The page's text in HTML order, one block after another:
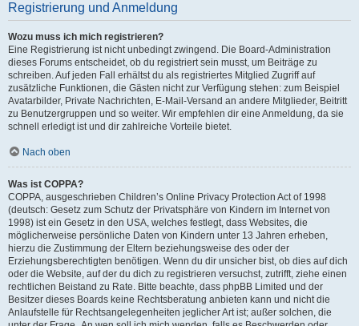
Registrierung und Anmeldung
Wozu muss ich mich registrieren?
Eine Registrierung ist nicht unbedingt zwingend. Die Board-Administration
dieses Forums entscheidet, ob du registriert sein musst, um Beiträge zu
schreiben. Auf jeden Fall erhältst du als registriertes Mitglied Zugriff auf
zusätzliche Funktionen, die Gästen nicht zur Verfügung stehen: zum Beispiel
Avatarbilder, Private Nachrichten, E-Mail-Versand an andere Mitglieder, Beitritt
zu Benutzergruppen und so weiter. Wir empfehlen dir eine Anmeldung, da sie
schnell erledigt ist und dir zahlreiche Vorteile bietet.
Nach oben
Was ist COPPA?
COPPA, ausgeschrieben Children’s Online Privacy Protection Act of 1998
(deutsch: Gesetz zum Schutz der Privatsphäre von Kindern im Internet von
1998) ist ein Gesetz in den USA, welches festlegt, dass Websites, die
möglicherweise persönliche Daten von Kindern unter 13 Jahren erheben,
hierzu die Zustimmung der Eltern beziehungsweise des oder der
Erziehungsberechtigten benötigen. Wenn du dir unsicher bist, ob dies auf dich
oder die Website, auf der du dich zu registrieren versuchst, zutrifft, ziehe einen
rechtlichen Beistand zu Rate. Bitte beachte, dass phpBB Limited und der
Besitzer dieses Boards keine Rechtsberatung anbieten kann und nicht die
Anlaufstelle für Rechtsangelegenheiten jeglicher Art ist; außer solchen, die